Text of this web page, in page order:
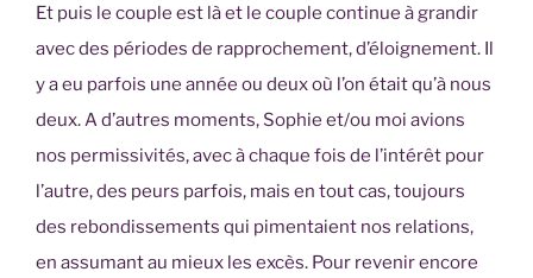
Et puis le couple est là et le couple continue à grandir
avec des périodes de rapprochement, d’éloignement. Il
y a eu parfois une année ou deux où l’on était qu’à nous
deux. A d’autres moments, Sophie et/ou moi avions
nos permissivités, avec à chaque fois de l’intérêt pour
l’autre, des peurs parfois, mais en tout cas, toujours
des rebondissements qui pimentaient nos relations,
en assumant au mieux les excès. Pour revenir encore